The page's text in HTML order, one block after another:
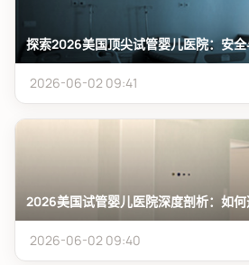
探索2026美国顶尖试管婴儿医院：安
2026-06-02 09:41
2026美国试管婴儿医院深度剖析：如
2026-06-02 09:40